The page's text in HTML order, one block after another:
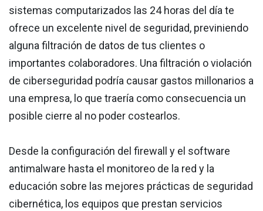
sistemas computarizados las 24 horas del día te
ofrece un excelente nivel de seguridad, previniendo
alguna filtración de datos de tus clientes o
importantes colaboradores. Una filtración o violación
de ciberseguridad podría causar gastos millonarios a
una empresa, lo que traería como consecuencia un
posible cierre al no poder costearlos.
Desde la configuración del firewall y el software
antimalware hasta el monitoreo de la red y la
educación sobre las mejores prácticas de seguridad
cibernética, los equipos que prestan servicios